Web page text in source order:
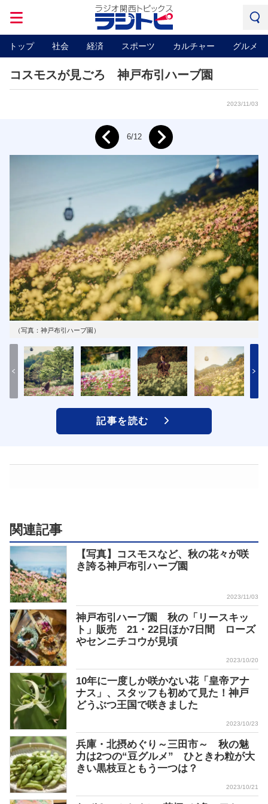
トップ 社会 経済 スポーツ カルチャー グルメ
コスモスが見ごろ 神戸布引ハーブ園
2023/11/03
（写真：神戸布引ハーブ園）
6/12
記事を読む
関連記事
【写真】コスモスなど、秋の花々が咲
き誇る神戸布引ハーブ園
2023/11/03
神戸布引ハーブ園 秋の「リースキッ
ト」販売 21・22日ほか7日間 ローズ
やセンニチコウが見頃
2023/10/20
10年に一度しか咲かない花「皇帝アナ
ナス」、スタッフも初めて見た！神戸
どうぶつ王国で咲きました
2023/10/23
兵庫・北摂めぐり～三田市～ 秋の魅
力は2つの“豆グルメ” ひときわ粒が大
きい黒枝豆ともう一つは？
2023/10/21